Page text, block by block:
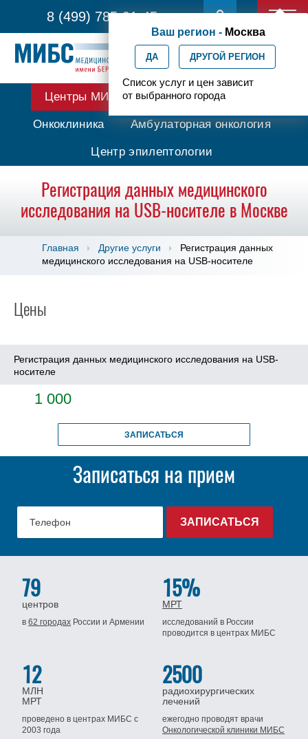
8 (499) 785-91-45
Ваш регион - Москва
ДА ДРУГОЙ РЕГИОН
Список услуг и цен зависит
от выбранного города
Центры МИБС Протонная терапия
Онкоклиника Амбулаторная онкология
Центр эпилептологии
Регистрация данных медицинского
исследования на USB-носителе в Москве
Главная Другие услуги
Регистрация данных
медицинского исследования на USB-носителе
Цены
Регистрация данных медицинского исследования на USB-
носителе
1 000
ЗАПИСАТЬСЯ
Записаться на прием
79
центров
в62 городах Россиии Армении
15%
МРТ
исследований в России
проводится в центрах МИБС
12
МЛН
МРТ
проведено в центрах МИБСс
2003 года
2500
радиохирургических
лечений
ежегодно проводят врачи
Онкологической клиники МИБС